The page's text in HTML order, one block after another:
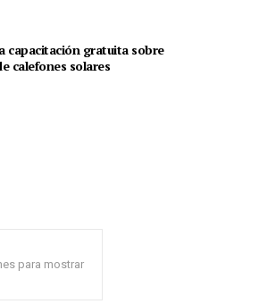
capacitación gratuita sobre
calefones solares
para mostrar